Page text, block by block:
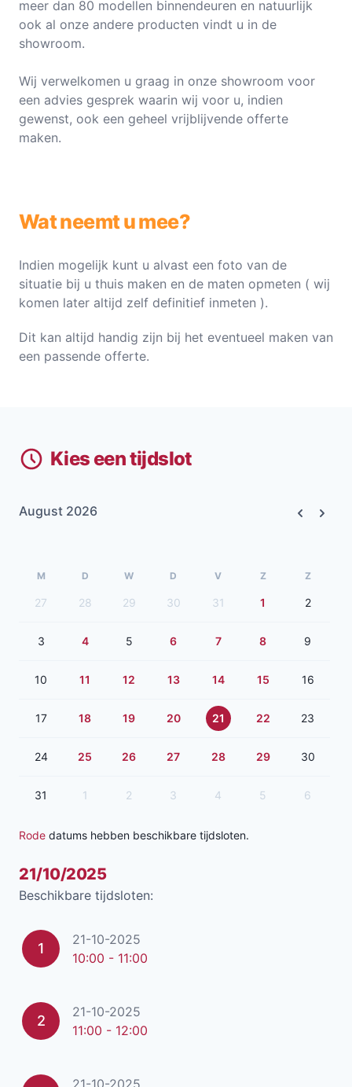
meer dan 80 modellen binnendeuren en natuurlijk
ook al onze andere producten vindt u in de
showroom.
Wij verwelkomen u graag in onze showroom voor
een advies gesprek waarin wij voor u, indien
gewenst, ook een geheel vrijblijvende offerte
maken.
Wat neemt u mee?
Indien mogelijk kunt u alvast een foto van de
situatie bij u thuis maken en de maten opmeten ( wij
komen later altijd zelf definitief inmeten ).
Dit kan altijd handig zijn bij het eventueel maken van
een passende offerte.
Kies een tijdslot
August 2026
M D W D V Z Z
27 28 29 30 31 1 2
3 4 5 6 7 8 9
10 11 12 13 14 15 16
17 18 19 20 21 22 23
24 25 26 27 28 29 30
31 1 2 3 4 5 6
Rode datums hebben beschikbare tijdsloten.
21/10/2025
Beschikbare tijdsloten:
1
21-10-2025
10:00 - 11:00
2
21-10-2025
11:00 - 12:00
21-10-2025